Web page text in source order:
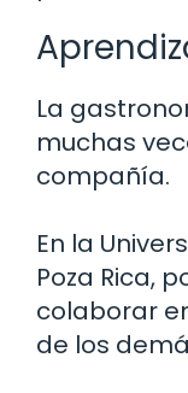
La
muchas
compañía.
En la
Poza Rica,
colaborar
de los